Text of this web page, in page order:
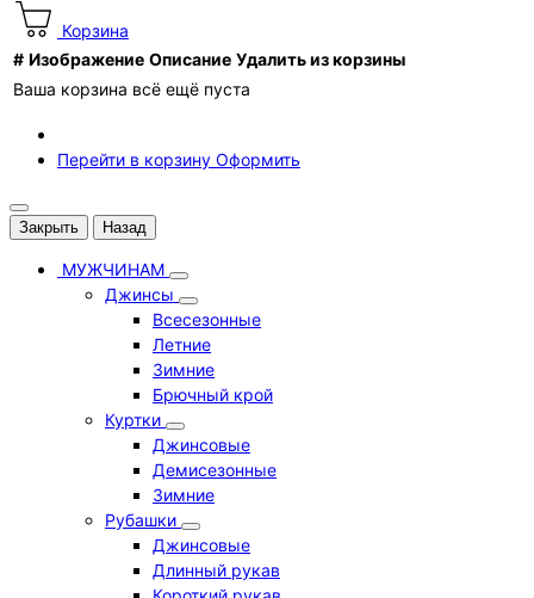
Корзина
# Изображение Описание Удалить из корзины
Ваша корзина всё ещё пуста
Перейти в корзину Оформить
Закрыть Назад
МУЖЧИНАМ
Джинсы
Всесезонные
Летние
Зимние
Брючный крой
Куртки
Джинсовые
Демисезонные
Зимние
Рубашки
Джинсовые
Длинный рукав